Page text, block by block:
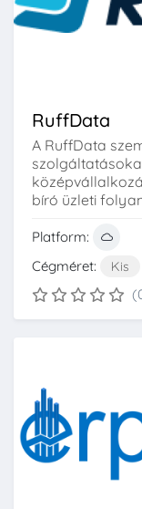
RuffData
A RuffData
bíró üzleti
Platform:
Cégméret:
Kis